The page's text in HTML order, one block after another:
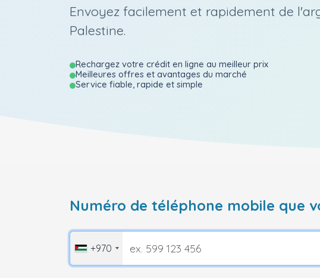
Envoyez facilement et rapidement de
Palestine.
Rechargez votre crédit en ligne au meilleur prix
Meilleures offres et avantages du marché
Service fiable, rapide et simple
Numéro de téléphone mobile que
+970